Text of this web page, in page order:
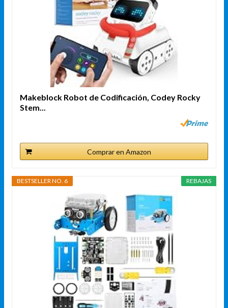
Makeblock Robot de Codificación, Codey Rocky
Stem...
Comprar en Amazon
REBAJAS
BESTSELLER NO. 6